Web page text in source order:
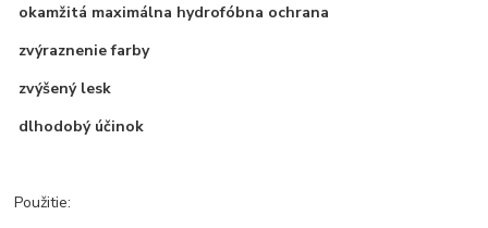
okamžitá maximálna hydrofóbna ochrana
zvýraznenie farby
zvýšený lesk
dlhodobý účinok
Použitie: